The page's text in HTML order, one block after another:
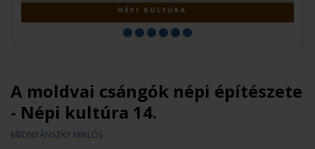
A moldvai csángók népi építészete
- Népi kultúra 14.
MEDNYÁNSZKY MIKLÓS